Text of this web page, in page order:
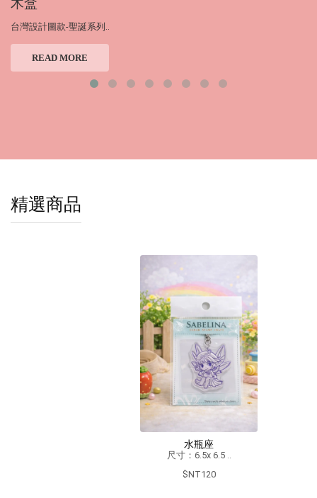
木盒
台灣設計圖款-聖誕系列..
READ MORE
精選商品
尺寸：6.5x 6.5 ..